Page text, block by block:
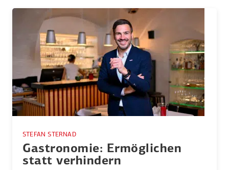
STEFAN STERNAD
Gastro­nomie: Ermög­lichen
statt verhindern